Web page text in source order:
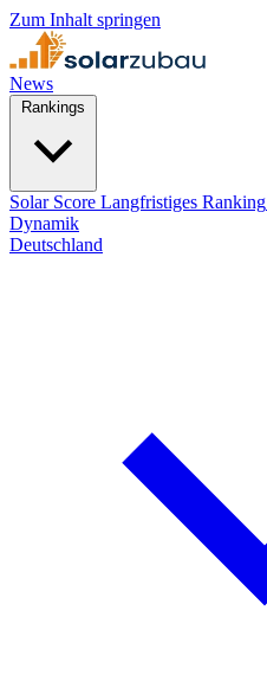
Zum Inhalt springen
News
Solar Score Langfristiges Ranking
Dynamik
Deutschland